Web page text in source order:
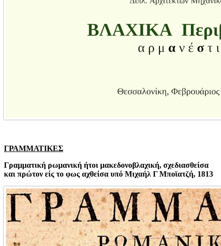
ΓΡΑΜΜΑΤΙΚΕΣ
Γραμματική ρωμανική ήτοι μακεδονοβλαχική, σχεδιασθείσα
και πρώτον είς το φως αχθείσα υπό Μιχαήλ Γ Μποϊατζή, 1813